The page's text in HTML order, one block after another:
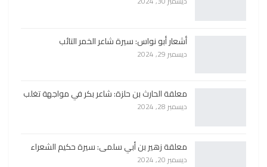
أشعار أبو نواس: سيرة شاعر الخمر التائب
ديسمبر 29, 2024
معلقة الحارث بن حلزة: شاعر بكر في مواجهة تغلب
ديسمبر 28, 2024
معلقة زهير بن أبي سلمى: سيرة حكيم الشعراء
ديسمبر 20, 2024